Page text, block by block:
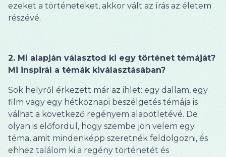
ezeket a történeteket, akkor vált az írás az életem
részévé.
2. Mi alapján választod ki egy történet témáját?
Mi inspirál a témák kiválasztásában?
Sok helyről érkezett már az ihlet: egy dallam, egy
film vagy egy hétköznapi beszélgetés témája is
válhat a következő regényem alapötletévé. De
olyan is előfordul, hogy szembe jön velem egy
téma, amit mindenképp szeretnék feldolgozni, és
ehhez találom ki a regény történetét és